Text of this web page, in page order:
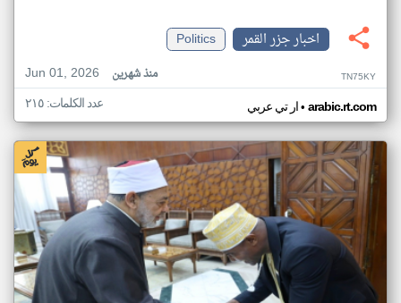
اخبار جزر القمر
Politics
Jun 01, 2026
منذ شهرين TN75KY
ار تي عربي• arabic.rt.com عدد الكلمات: ٢١٥